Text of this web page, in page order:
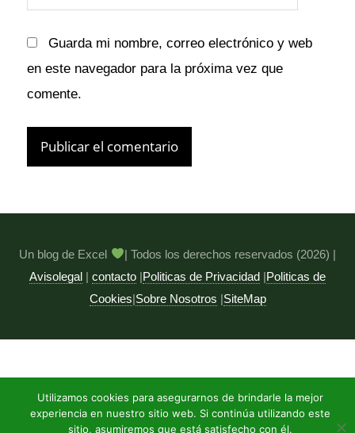
Guarda mi nombre, correo electrónico y web
en este navegador para la próxima vez que
comente.
Un blog de Excel
| Todos los derechos reservados (2026) |
Avisolegal | contacto |Politicas de Privacidad |Politicas de
Cookies|Sobre Nosotros |SiteMap
Utilizamos cookies para asegurarnos de brindarle la mejor
experiencia en nuestro sitio web. Si continúa utilizando este
sitio, asumiremos que está satisfecho con él.